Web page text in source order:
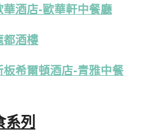
酒店-歐華軒中餐廳
都酒樓
希爾頓酒店-青雅中餐
列